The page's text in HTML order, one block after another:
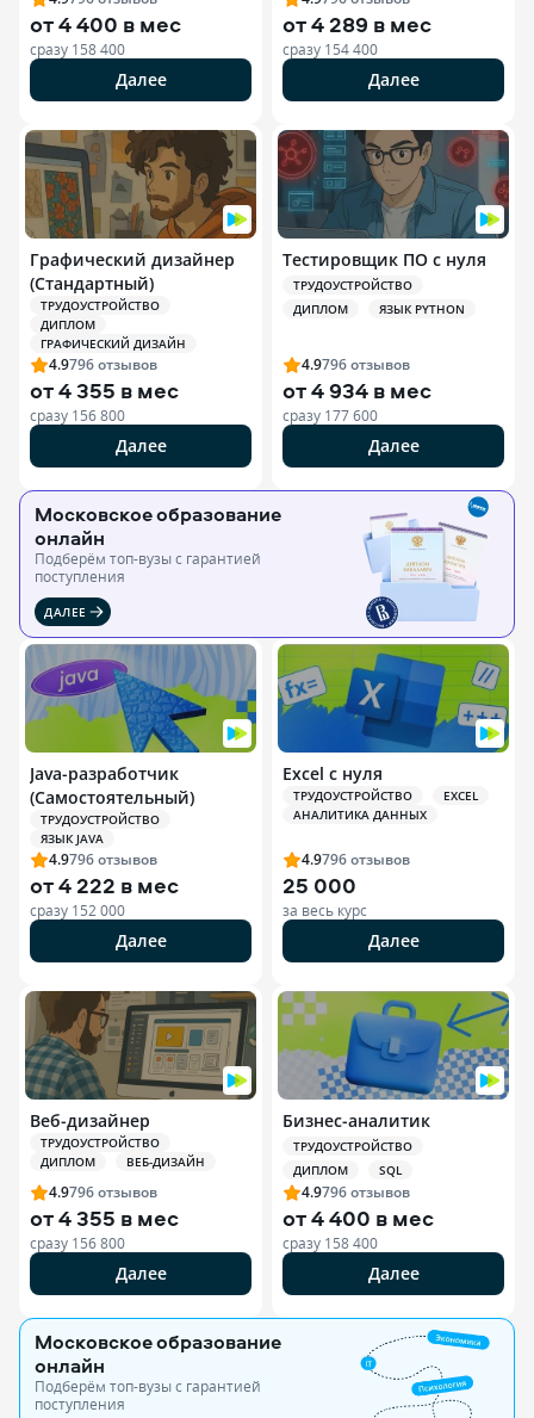
от4 400 в мес
сразу 158 400
Далее
от4 289 в мес
сразу 154 400
Далее
Графический дизайнер
(Стандартный)
ТРУДОУСТРОЙСТВО
ДИПЛОМ
ГРАФИЧЕСКИЙ ДИЗАЙН
4.9796отзывов
от4 355 в мес
сразу 156 800
Далее
Тестировщик ПО с нуля
ТРУДОУСТРОЙСТВО
ДИПЛОМ
ЯЗЫК PYTHON
4.9796отзывов
от4 934 в мес
сразу 177 600
Далее
Московское образование
онлайн
Подберём топ-вузы c гарантией
поступления
ДАЛЕЕ
Java-разработчик
(Самостоятельный)
ТРУДОУСТРОЙСТВО
ЯЗЫК JAVA
4.9796отзывов
от4 222 в мес
сразу 152 000
Далее
Excel с нуля
ТРУДОУСТРОЙСТВО
EXCEL
АНАЛИТИКА ДАННЫХ
4.9796отзывов
25 000
за весь курс
Далее
Веб-дизайнер
ТРУДОУСТРОЙСТВО
ДИПЛОМ
ВЕБ-ДИЗАЙН
4.9796отзывов
от4 355 в мес
сразу 156 800
Далее
Бизнес-аналитик
ТРУДОУСТРОЙСТВО
ДИПЛОМ
SQL
4.9796отзывов
от4 400 в мес
сразу 158 400
Далее
Московское образование
онлайн
Подберём топ-вузы c гарантией
поступления